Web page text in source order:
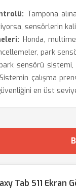
Tampona
sensörlerin
Honda,
park
sensörü
çalışma
en üst
Tab S11 Ekran